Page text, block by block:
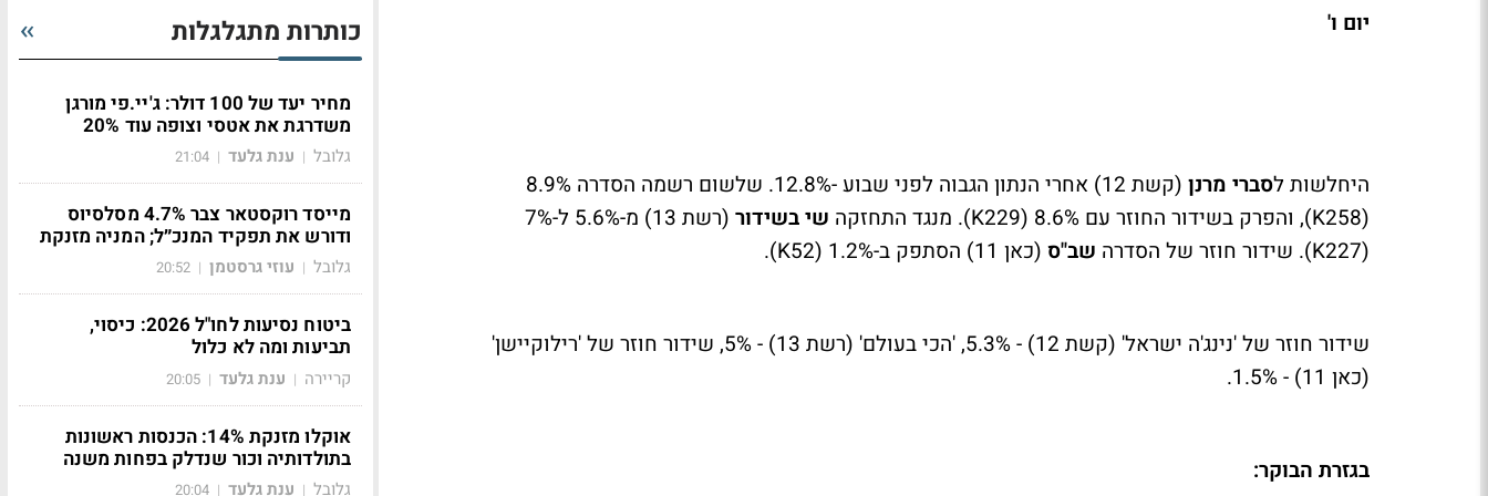
יום ו'
היחלשות לסברי מרנן
(קשת 12) אחרי הנתון הגבוה לפני שבוע -12.8%. שלשום רשמה הסדרה 8.9%
(258
K), והפרק בשידור החוזר עם 8.6% (229 K). מנגד התחזקה שי בשידור
(רשת 13) מ-5.6% ל-7%
(227
K). שידור חוזר של הסדרה שב"ס (כאן 11) הסתפק ב-1.2% (52 K
).
שידור חוזר של 'נינג'ה ישראל' (קשת 12) - 5.3%, 'הכי בעולם' (רשת 13) - 5%, שידור חוזר של 'רילוקיישן'
(כאן 11) - 1.5%.
בגזרת הבוקר:
כותרות מתגלגלות
מחיר יעד של 100 דולר: ג'יי.פי מורגן
משדרגת את אטסי וצופה עוד 20%
גלובל | ענת גלעד |
21:04
מייסד רוקסטאר צבר 4.7% מסלסיוס
ודורש את תפקיד המנכ״ל; המניה מזנקת
גלובל | עוזי גרסטמן |
20:52
ביטוח נסיעות לחו"ל 2026: כיסוי,
תביעות ומה לא כלול
קריירה | ענת גלעד |
20:05
אוקלו מזנקת 14%: הכנסות ראשונות
בתולדותיה וכור שנדלק בפחות משנה
גלובל | ענת גלעד |
20:04